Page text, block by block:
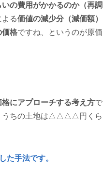
の費用がかかるのか（再調
る価値の減少分（減価額）
価格ですね、というのが原価
にアプローチする考え方で
うちの土地は△△△△円くら
た手法です。